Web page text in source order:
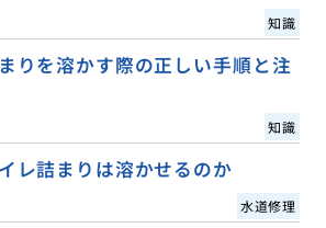
知識
りを溶かす際の正しい手順と注
知識
レ詰まりは溶かせるのか
水道修理